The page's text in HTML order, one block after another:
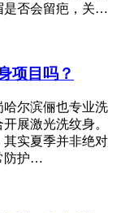
是否会留疤，关…
项目吗？
尔滨俪也专业洗
展激光洗纹身。
实夏季并非绝对
防护…